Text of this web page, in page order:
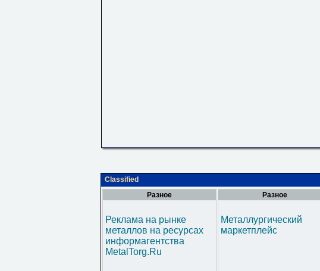
Classified
Разное
Реклама на рынке
металлов на ресурсах
информагентства
MetalTorg.Ru
Разное
Металлургический
маркетплейс